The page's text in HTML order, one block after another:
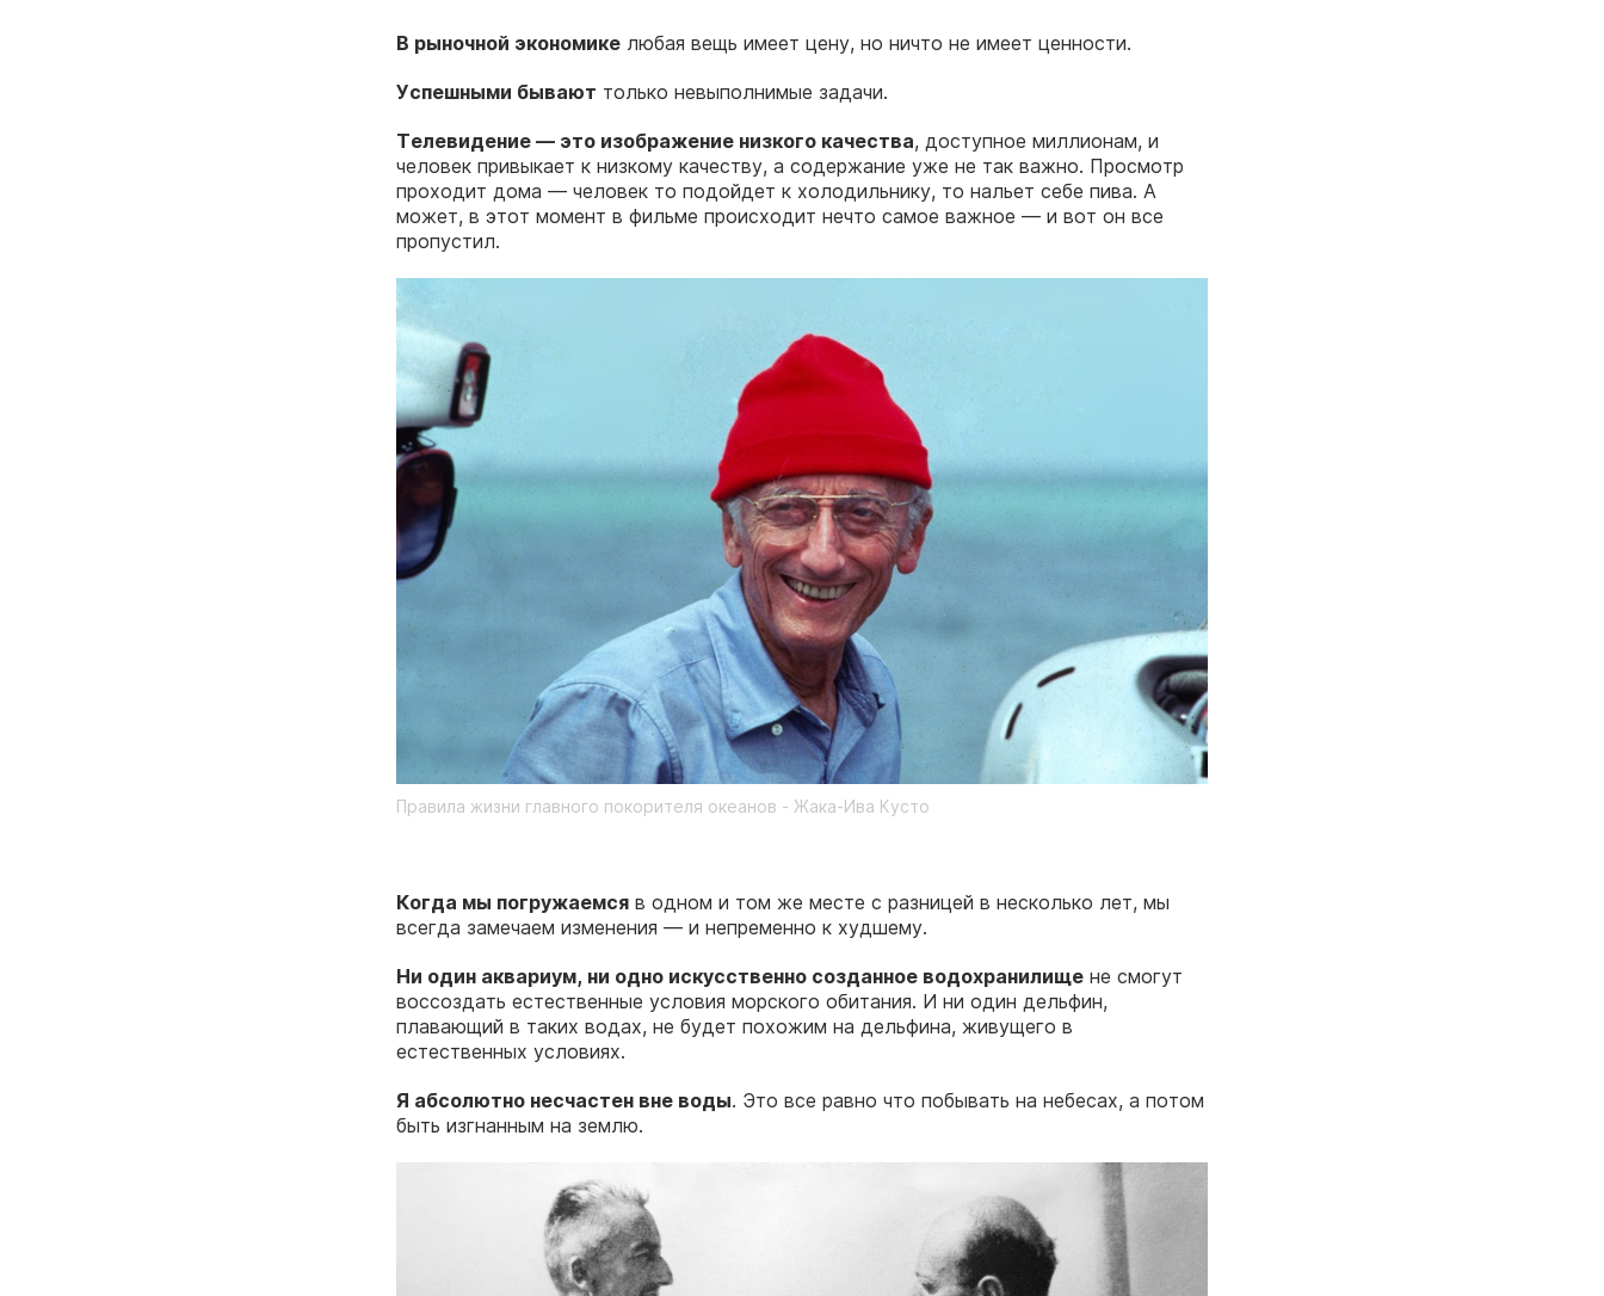
В рыночной экономике любая вещь имеет цену, но ничто не имеет ценности.
Успешными бывают только невыполнимые задачи.
Телевидение — это изображение низкого качества, доступное миллионам, и
человек привыкает к низкому качеству, а содержание уже не так важно. Просмотр
проходит дома — человек то подойдет к холодильнику, то нальет себе пива. А
может, в этот момент в фильме происходит нечто самое важное — и вот он все
пропустил.
Правила жизни главного покорителя океанов - Жака-Ива Кусто
Когда мы погружаемся в одном и том же месте с разницей в несколько лет, мы
всегда замечаем изменения — и непременно к худшему.
Ни один аквариум, ни одно искусственно созданное водохранилище не смогут
воссоздать естественные условия морского обитания. И ни один дельфин,
плавающий в таких водах, не будет похожим на дельфина, живущего в
естественных условиях.
Я абсолютно несчастен вне воды. Это все равно что побывать на небесах, а потом
быть изгнанным на землю.